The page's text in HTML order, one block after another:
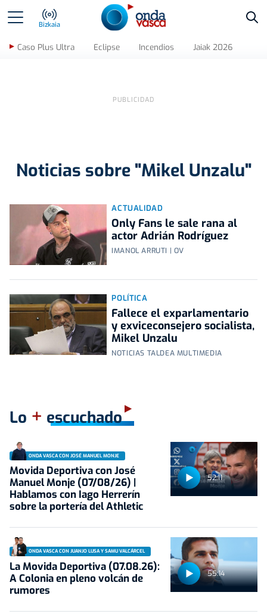
Bizkaia
Caso Plus Ultra Eclipse Incendios Jaiak 2026
Noticias sobre "Mikel Unzalu"
ACTUALIDAD
Only Fans le sale rana al
actor Adrián Rodríguez
IMANOL ARRUTI | OV
POLÍTICA
Fallece el exparlamentario
y exviceconsejero socialista,
Mikel Unzalu
NOTICIAS TALDEA MULTIMEDIA
Lo + escuchado
52:11
ONDA VASCA CON JOSÉ MANUEL MONJE
Movida Deportiva con José
Manuel Monje (07/08/26) |
Hablamos con Iago Herrerín
sobre la portería del Athletic
55:14
ONDA VASCA CON JUANJO LUSA Y SAMU VALCÁRCEL
La Movida Deportiva (07.08.26):
A Colonia en pleno volcán de
rumores